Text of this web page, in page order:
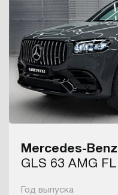
Mercedes-Benz
GLS 63 AMG FL
Год выпуска